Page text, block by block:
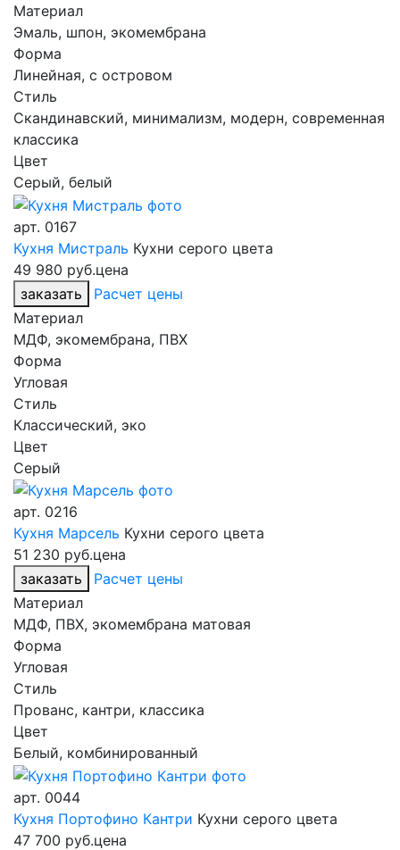
Материал
Эмаль, шпон, экомембрана
Форма
Линейная, с островом
Стиль
Скандинавский, минимализм, модерн, современная
классика
Цвет
Серый, белый
арт. 0167
Кухня Мистраль Кухни серого цвета
49 980 руб.цена
заказать
Расчет цены
Материал
МДФ, экомембрана, ПВХ
Форма
Угловая
Стиль
Классический, эко
Цвет
Серый
арт. 0216
Кухня Марсель Кухни серого цвета
51 230 руб.цена
заказать
Расчет цены
Материал
МДФ, ПВХ, экомембрана матовая
Форма
Угловая
Стиль
Прованс, кантри, классика
Цвет
Белый, комбинированный
арт. 0044
Кухня Портофино Кантри Кухни серого цвета
47 700 руб.цена